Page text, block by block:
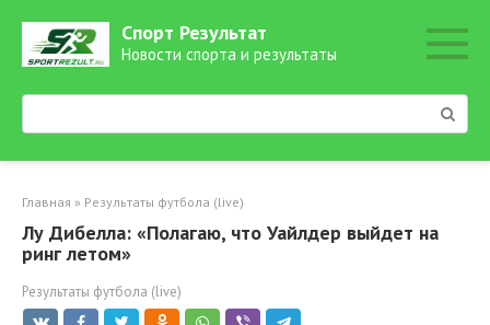
контенту
Спорт Результат
Новости спорта и результаты
Поиск:
Главная » Результаты футбола (live)
Лу Дибелла: «Полагаю, что Уайлдер выйдет на
ринг летом»
Результаты футбола (live)